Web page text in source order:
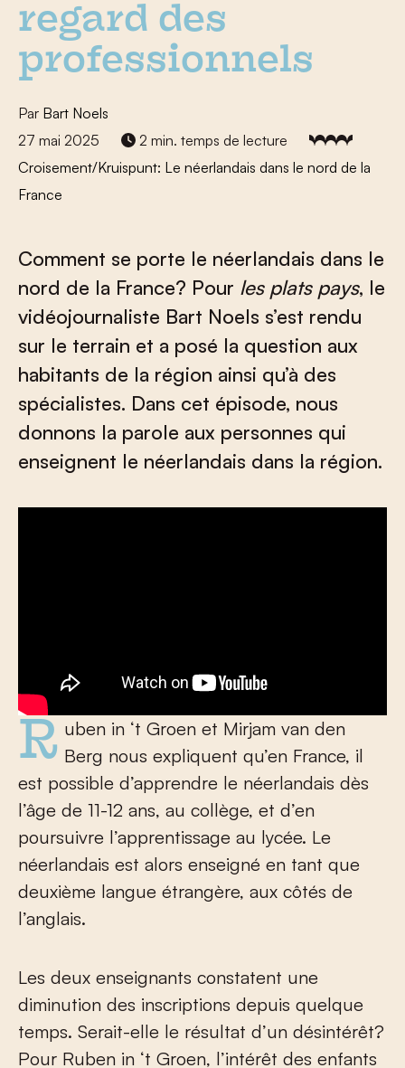
regard des
professionnels
Par Bart Noels
27 mai 2025
2 min. temps de lecture
Croisement/Kruispunt: Le néerlandais dans le nord de la
France
Comment se porte le néerlandais dans le
nord de la France? Pour les plats pays, le
vidéojournaliste Bart Noels s’est rendu
sur le terrain et a posé la question aux
habitants de la région ainsi qu’à des
spécialistes. Dans cet épisode, nous
donnons la parole aux personnes qui
enseignent le néerlandais dans la région.
Ruben in ‘t Groen et Mirjam van den Berg nous expliquent qu’en France, il
est possible d’apprendre le néerlandais dès
l’âge de 11-12 ans, au collège, et d’en
poursuivre l’apprentissage au lycée. Le
néerlandais est alors enseigné en tant que
deuxième langue étrangère, aux côtés de
l’anglais.
Les deux enseignants constatent une
diminution des inscriptions depuis quelque
temps. Serait-elle le résultat d’un désintérêt?
Pour Ruben in ‘t Groen, l’intérêt des enfants